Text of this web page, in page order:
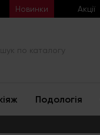
Новинки Акції
Подологія